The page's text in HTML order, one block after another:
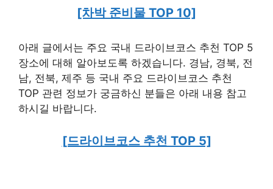
[차박 준비물 TOP 10]
아래 글에서는 주요 국내 드라이브코스 추천 TOP 5
장소에 대해 알아보도록 하겠습니다. 경남, 경북, 전
남, 전북, 제주 등 국내 주요 드라이브코스 추천
TOP 관련 정보가 궁금하신 분들은 아래 내용 참고
하시길 바랍니다.
[드라이브코스 추천 TOP 5]